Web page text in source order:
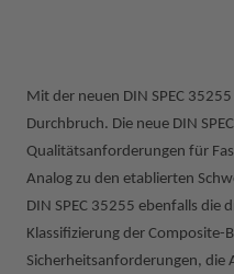
Mit der neuen DIN SPEC
Durchbruch. Die neue DIN
Qualitätsanforderungen für
Analog zu den etablierten
DIN SPEC 35255 ebenfalls die
Klassifizierung der Composite-
Sicherheitsanforderungen, die